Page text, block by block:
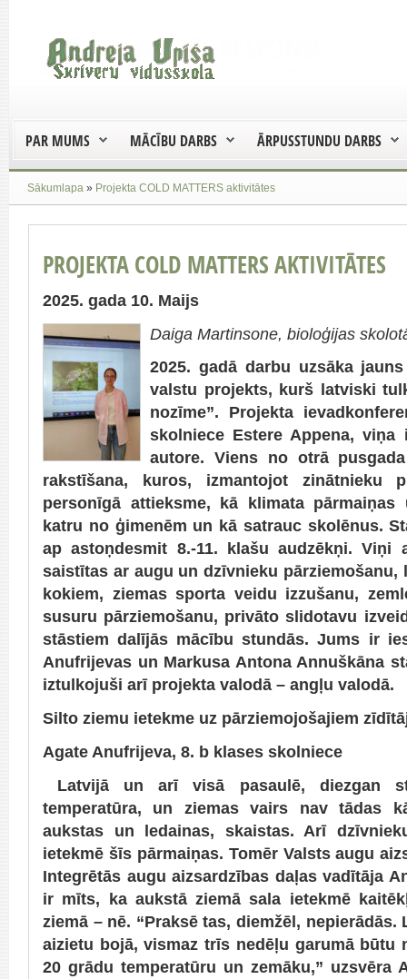
PAR MUMS MĀCĪBU DARBS ĀRPUSSTUNDU DARBS
Sākumlapa » Projekta COLD MATTERS aktivitātes
PROJEKTA COLD MATTERS AKTIVITĀTES
2025. gada 10. Maijs
Daiga Martinsone, bioloģijas
2025. gadā darbu uzsāka
valstu projekts, kurš latviski
nozīme”. Projekta
skolniece Estere Appena,
autore. Viens no otrā
rakstīšana, kuros, izmantojot zinātnieku
personīgā attieksme, kā klimata
katru no ģimenēm un kā satrauc skolēnus.
ap astoņdesmit 8.-11. klašu audzēkņi. Viņi
saistītas ar augu un dzīvnieku pārziemošanu,
kokiem, ziemas sporta veidu izzušanu,
susuru pārziemošanu, privāto slidotavu
stāstiem dalījās mācību stundās. Jums ir
Anufrijevas un Markusa Antona Annuškāna
iztulkojuši arī projekta valodā – angļu valodā.
Silto ziemu ietekme uz pārziemojošajiem
Agate Anufrijeva, 8. b klases skolniece
Latvijā un arī visā pasaulē, diezgan
temperatūra, un ziemas vairs nav tādas
aukstas un ledainas, skaistas. Arī
ietekmē šīs pārmaiņas. Tomēr Valsts augu
Integrētās augu aizsardzības daļas vadītāja
ir mīts, ka aukstā ziemā sala ietekmē
ziemā – nē. “Praksē tas, diemžēl,
aizietu bojā, vismaz trīs nedēļu garumā būtu
20 grādu temperatūru un zemāku,” uzsvēra